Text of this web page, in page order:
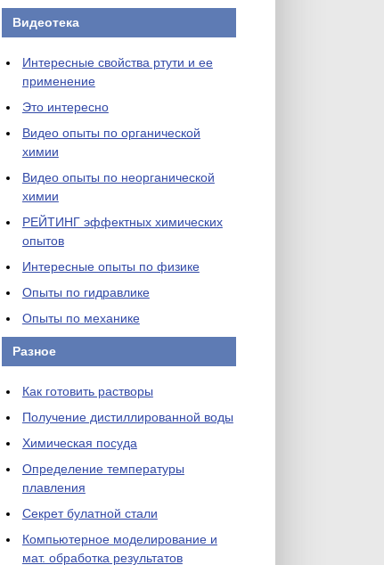
Видеотека
Интересные свойства ртути и ее
применение
Это интересно
Видео опыты по органической
химии
Видео опыты по неорганической
химии
РЕЙТИНГ эффектных химических
опытов
Интересные опыты по физике
Опыты по гидравлике
Опыты по механике
Разное
Как готовить растворы
Получение дистиллированной воды
Химическая посуда
Определение температуры
плавления
Секрет булатной стали
Компьютерное моделирование и
мат. обработка результатов